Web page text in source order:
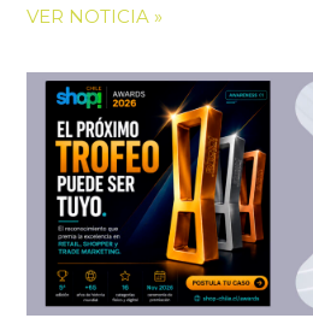
VER NOTICIA »